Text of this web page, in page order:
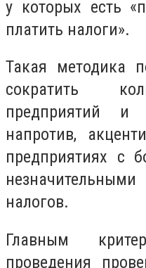
у которых есть
платить налоги».
Такая методика
сократить
предприятий и
напротив,
предприятиях с
налогов.
Главным
проведения